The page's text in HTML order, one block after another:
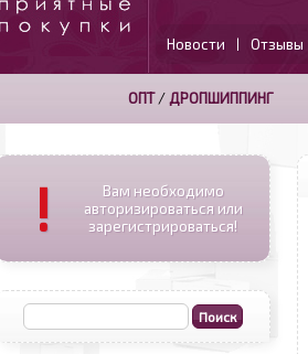
Новости | Отзывы
ОПТ/ ДРОПШИППИНГ
!
Вам необходимо
авторизироваться или
зарегистрироваться!